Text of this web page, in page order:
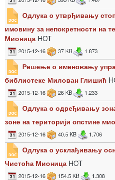
Одлука о утврђивању
имовину за непокретности на
Мионица HOT
2015-12-16 37 KB 1.873
Решење о именовању
библиотеке Милован Глишић
2015-12-16 26 KB 1.233
Одлука о одређивању
зоне на територији опстине
2015-12-16 40.5 KB 1.706
Одлука о усклађивању
Чистоћа Мионица HOT
2015-12-16 154.5 KB 1.308